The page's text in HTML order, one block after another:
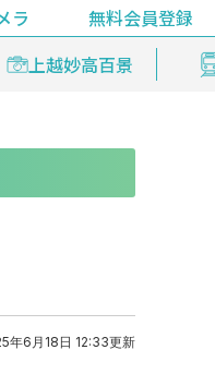
ッチ 編集部おす
上越妙高百景
ラ 無料会員登録
プレミアム会員登録
年6月18日 12:33更新